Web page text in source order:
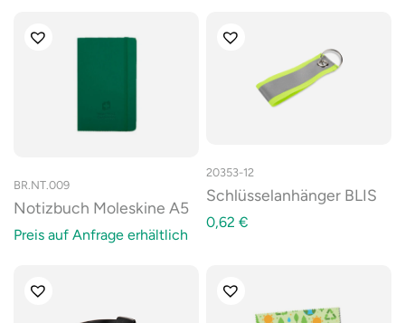
BR.NT.009
Notizbuch Moleskine A5
Preis auf Anfrage erhältlich
20353-12
Schlüsselanhänger BLIS
0,62 €